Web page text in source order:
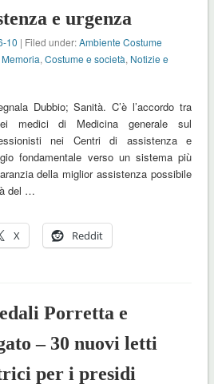
e urgenza
10 | Filed under:Ambiente Costume
,Costume e società, Notizie e
Dubbio; Sanità. C’è l’accordo tra
medici di Medicina generale sul
nei Centri di assistenza e
fondamentale verso un sistema più
della miglior assistenza possibile
del …
X Reddit
Porretta e
– 30 nuovi letti
per i presidi